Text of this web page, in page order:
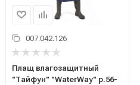
007.042.126
Плащ влагозащитный
"Тайфун" "WaterWay" р.56-